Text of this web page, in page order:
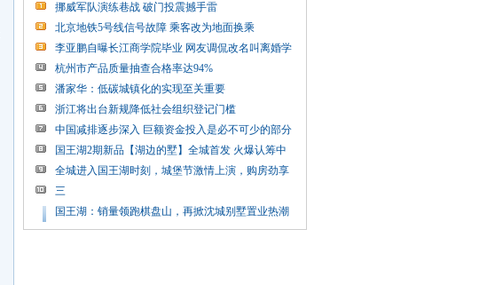
挪威军队演练巷战 破门投震撼手雷
北京地铁5号线信号故障 乘客改为地面换乘
李亚鹏自曝长江商学院毕业 网友调侃改名叫离婚学
杭州市产品质量抽查合格率达94%
潘家华：低碳城镇化的实现至关重要
浙江将出台新规降低社会组织登记门槛
中国减排逐步深入 巨额资金投入是必不可少的部分
国王湖2期新品【湖边的墅】全城首发 火爆认筹中
全城进入国王湖时刻，城堡节激情上演，购房劲享
三
国王湖：销量领跑棋盘山，再掀沈城别墅置业热潮